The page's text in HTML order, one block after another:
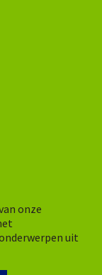
onze
uit